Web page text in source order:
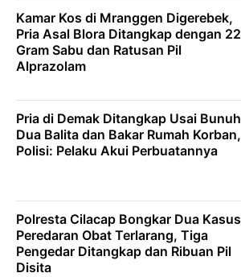
Kamar Kos di Mranggen Digerebek,
Pria Asal Blora Ditangkap dengan 22
Gram Sabu dan Ratusan Pil
Alprazolam
Pria di Demak Ditangkap Usai Bunuh
Dua Balita dan Bakar Rumah Korban,
Polisi: Pelaku Akui Perbuatannya
Polresta Cilacap Bongkar Dua Kasus
Peredaran Obat Terlarang, Tiga
Pengedar Ditangkap dan Ribuan Pil
Disita